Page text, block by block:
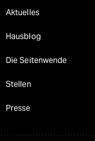
Aktuelles
Hausblog
Die Seitenwende
Stellen
Presse